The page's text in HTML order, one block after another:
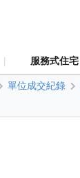
| 服務式住宅
單位成交紀錄